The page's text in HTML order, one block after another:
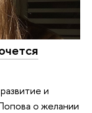
и
о желании